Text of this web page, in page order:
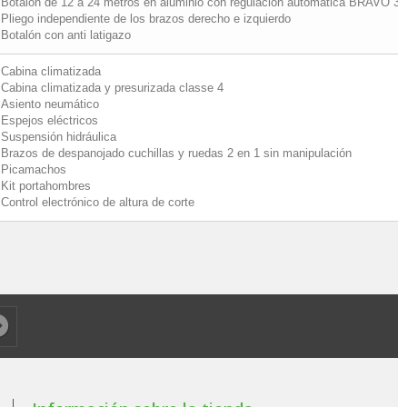
Pliego independiente de los brazos derecho e izquierdo
Botalón con anti latigazo
Cabina climatizada
Cabina climatizada y presurizada classe 4
Asiento neumático
Espejos eléctricos
Suspensión hidráulica
Brazos de despanojado cuchillas y ruedas 2 en 1 sin manipulación
Picamachos
Kit portahombres
Control electrónico de altura de corte